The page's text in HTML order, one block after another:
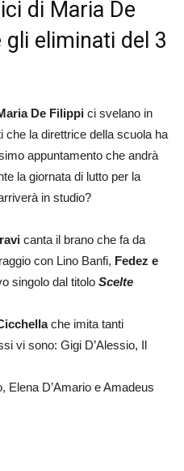
di Maria De
eliminati del 3
De Filippi ci svelano in
che la direttrice della scuola ha
appuntamento che andrà
la giornata di lutto per la
in studio?
canta il brano che fa da
con Lino Banfi, Fedez e
singolo dal titolo Scelte
che imita tanti
vi sono: Gigi D’Alessio, Il
Elena D’Amario e Amadeus